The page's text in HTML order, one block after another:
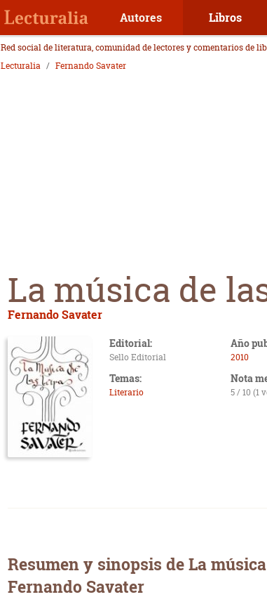
Autores Libros
Red social de literatura, comunidad de lectores y comentarios de
Lecturalia
Fernando Savater
La música de
Fernando Savater
Editorial:
Sello Editorial
Año
2010
Temas:
Literario
Nota
5 / 10 (1
Resumen y sinopsis de La
Fernando Savater